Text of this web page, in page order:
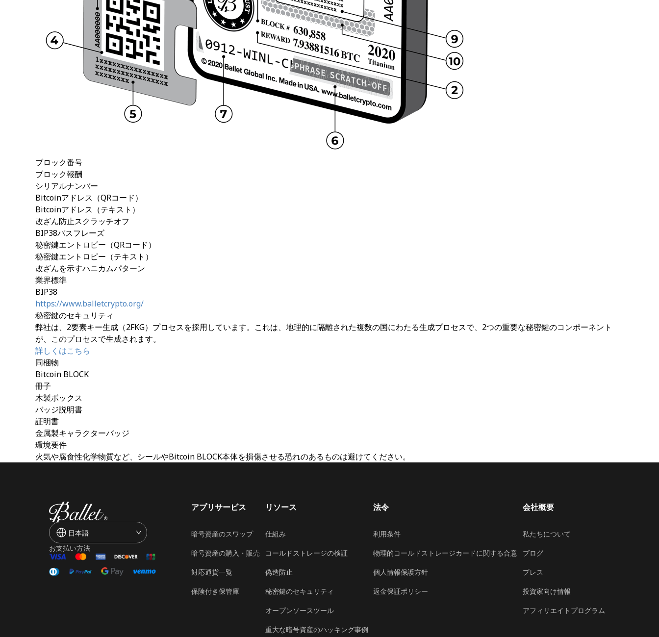
ブロック番号
ブロック報酬
シリアルナンバー
Bitcoinアドレス（QRコード）
Bitcoinアドレス（テキスト）
改ざん防止スクラッチオフ
BIP38パスフレーズ
秘密鍵エントロピー（QRコード）
秘密鍵エントロピー（テキスト）
改ざんを示すハニカムパターン
業界標準
BIP38
https://www.balletcrypto.org/
秘密鍵のセキュリティ
弊社は、2要素キー生成（2FKG）プロセスを採用しています。これは、地理的に隔離された複数の国にわたる生成プロセスで、2つの重要な秘密鍵のコンポーネント
が、このプロセスで生成されます。
詳しくはこちら
同梱物
Bitcoin BLOCK
冊子
木製ボックス
バッジ説明書
証明書
金属製キャラクターバッジ
環境要件
火気や腐食性化学物質など、シールやBitcoin BLOCK本体を損傷させる恐れのあるものは避けてください。
日本語
お支払い方法
アプリサービス
暗号資産のスワップ
暗号資産の購入・販売
対応通貨一覧
保険付き保管庫
リソース
仕組み
コールドストレージの検証
偽造防止
秘密鍵のセキュリティ
オープンソースツール
重大な暗号資産のハッキング事例
法令
利用条件
物理的コールドストレージカードに関する合意
個人情報保護方針
返金保証ポリシー
会社概要
私たちについて
ブログ
プレス
投資家向け情報
アフィリエイトプログラム